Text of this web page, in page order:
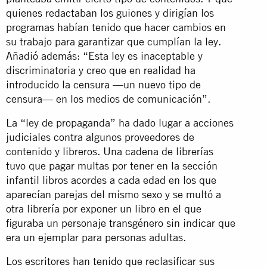
quienes redactaban los guiones y dirigían los
programas habían tenido que hacer cambios en
su trabajo para garantizar que cumplían la ley.
Añadió además: “Esta ley es inaceptable y
discriminatoria y creo que en realidad ha
introducido la censura —un nuevo tipo de
censura— en los medios de comunicación”.
La “ley de propaganda” ha dado lugar a acciones
judiciales contra algunos proveedores de
contenido y libreros. Una cadena de librerías
tuvo que pagar multas por tener en la sección
infantil libros acordes a cada edad en los que
aparecían parejas del mismo sexo y se multó a
otra librería por exponer un libro en el que
figuraba un personaje transgénero sin indicar que
era un ejemplar para personas adultas.
Los escritores han tenido que reclasificar sus